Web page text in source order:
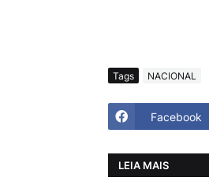
Tags NACIONAL
Facebook
LEIA MAIS